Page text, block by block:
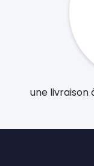
une